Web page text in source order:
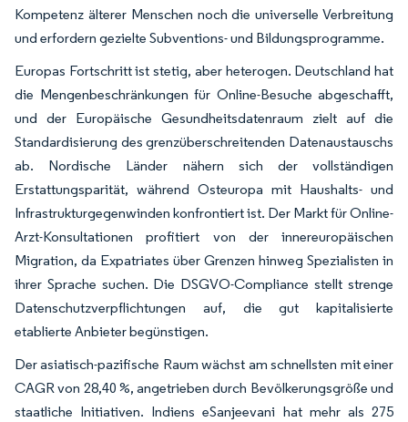
Kompetenz älterer Menschen noch die universelle Verbreitung
und erfordern gezielte Subventions- und Bildungsprogramme.
Europas Fortschritt ist stetig, aber heterogen. Deutschland hat
die Mengenbeschränkungen für Online-Besuche abgeschafft,
und der Europäische Gesundheitsdatenraum zielt auf die
Standardisierung des grenzüberschreitenden Datenaustauschs
ab. Nordische Länder nähern sich der vollständigen
Erstattungsparität, während Osteuropa mit Haushalts- und
Infrastrukturgegenwinden konfrontiert ist. Der Markt für Online-
Arzt-Konsultationen profitiert von der innereuropäischen
Migration, da Expatriates über Grenzen hinweg Spezialisten in
ihrer Sprache suchen. Die DSGVO-Compliance stellt strenge
Datenschutzverpflichtungen auf, die gut kapitalisierte
etablierte Anbieter begünstigen.
Der asiatisch-pazifische Raum wächst am schnellsten mit einer
CAGR von 28,40 %, angetrieben durch Bevölkerungsgröße und
staatliche Initiativen. Indiens eSanjeevani hat mehr als 275